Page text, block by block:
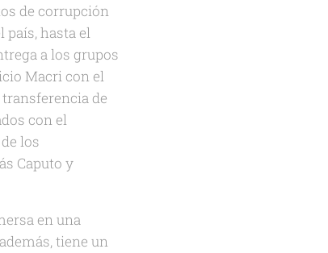
de corrupción
país, hasta el
a los grupos
Macri con el
de
con el
los
Caputo y
en una
tiene un